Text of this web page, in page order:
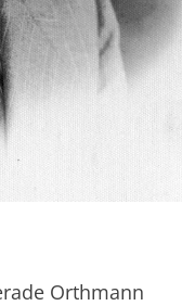
Orthmann